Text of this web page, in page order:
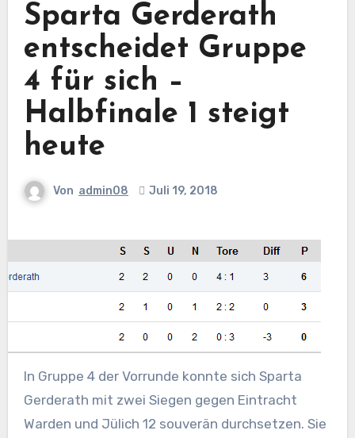
Sparta Gerderath
entscheidet Gruppe
4 für sich –
Halbfinale 1 steigt
heute
Von admin08 Juli 19, 2018
In Gruppe 4 der Vorrunde konnte sich Sparta
Gerderath mit zwei Siegen gegen Eintracht
Warden und Jülich 12 souverän durchsetzen. Sie